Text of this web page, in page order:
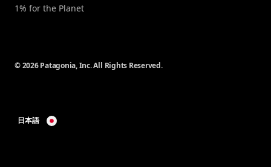
1% for the Planet
© 2026 Patagonia, Inc. All Rights Reserved.
日本語